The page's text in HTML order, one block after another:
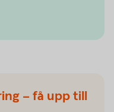
– få upp till